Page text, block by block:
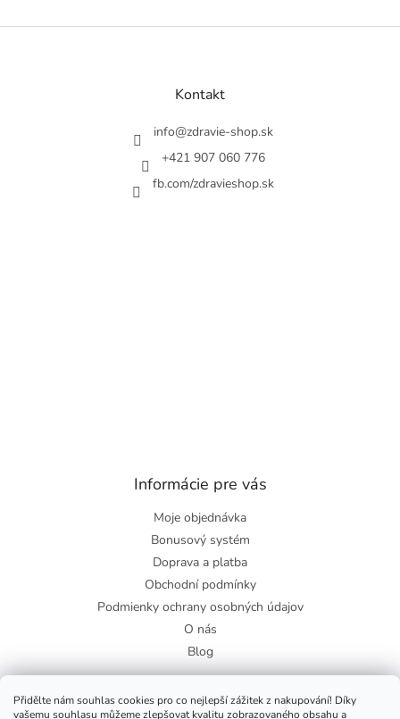
Přidělte nám souhlas cookies pro co nejlepší zážitek z nakupování! Díky
vašemu souhlasu můžeme zlepšovat kvalitu zobrazovaného obsahu a
Z
Kontakt
info@zdravie-shop.sk
+421 907 060 776
fb.com/zdravieshop.sk
Informácie pre vás
Moje objednávka
Bonusový systém
Doprava a platba
Obchodní podmínky
Podmienky ochrany osobných údajov
O nás
Blog